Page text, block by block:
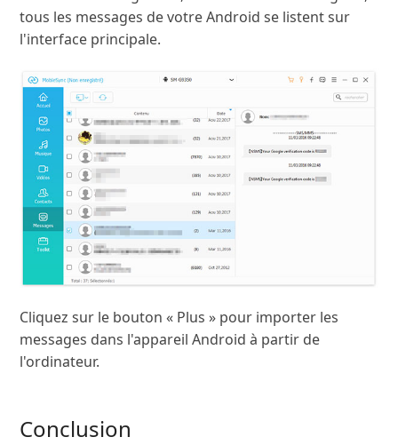
tous les messages de votre Android se listent sur
l'interface principale.
Cliquez sur le bouton « Plus » pour importer les
messages dans l'appareil Android à partir de
l'ordinateur.
Conclusion